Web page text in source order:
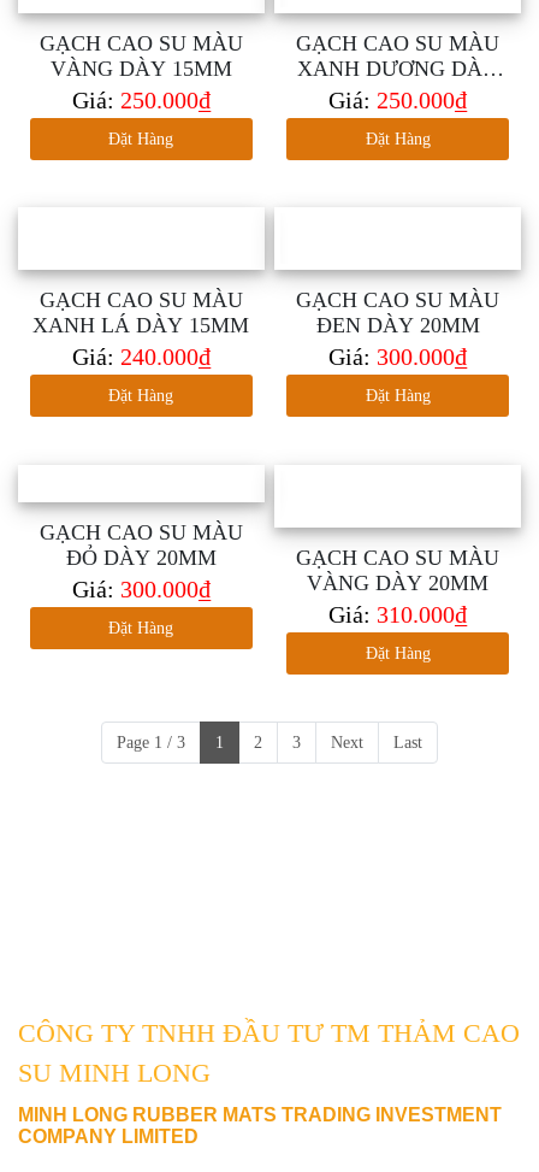
GẠCH CAO SU MÀU
VÀNG DÀY 15MM
Giá: 250.000₫
Đặt Hàng
GẠCH CAO SU MÀU
XANH DƯƠNG DÀY
15MM
Giá: 250.000₫
Đặt Hàng
GẠCH CAO SU MÀU
XANH LÁ DÀY 15MM
Giá: 240.000₫
Đặt Hàng
GẠCH CAO SU MÀU
ĐEN DÀY 20MM
Giá: 300.000₫
Đặt Hàng
GẠCH CAO SU MÀU
ĐỎ DÀY 20MM
Giá: 300.000₫
Đặt Hàng
GẠCH CAO SU MÀU
VÀNG DÀY 20MM
Giá: 310.000₫
Đặt Hàng
Page 1 / 3 1 2 3 Next Last
CÔNG TY TNHH ĐẦU TƯ TM THẢM CAO
SU MINH LONG
MINH LONG RUBBER MATS TRADING INVESTMENT
COMPANY LIMITED